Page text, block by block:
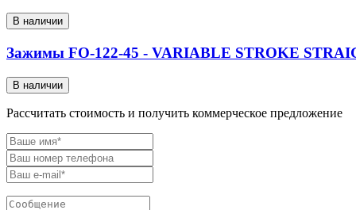
В наличии
Зажимы FO-122-45 - VARIABLE STROKE
В наличии
Рассчитать стоимость и получить коммерческое предложение